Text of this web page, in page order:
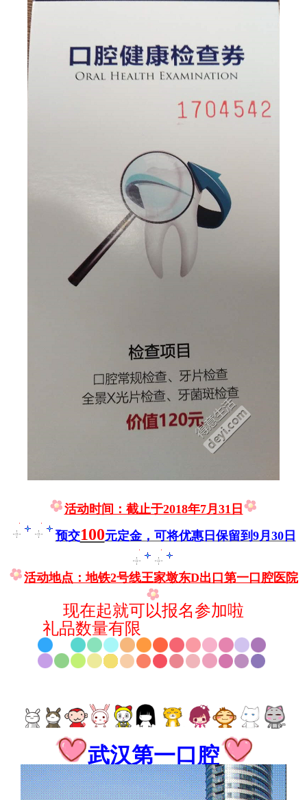
活动时间：截止于2018年7月31日
预交100元定金，可将优惠日保留到9月30日
活动地点：地铁2号线王家墩东D出口第一口腔医院
现在起就可以报名参加啦
礼品数量有限
武汉第一口腔